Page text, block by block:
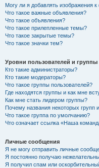
Могу ли я добавлять изображения
Что такое важные объявления?
Что такое объявления?
Что такое прилепленные темы?
Что такое закрытые темы?
Что такое значки тем?
Уровни пользователей и группы
Кто такие администраторы?
Кто такие модераторы?
Что такое группы пользователей?
Где находятся группы и как мне
Как мне стать лидером группы?
Почему названия некоторых групп
Что такое группа по умолчанию?
Что означает ссылка «Наша
Личные сообщения
Я не могу отправить личные
Я постоянно получаю
Я получил спам или